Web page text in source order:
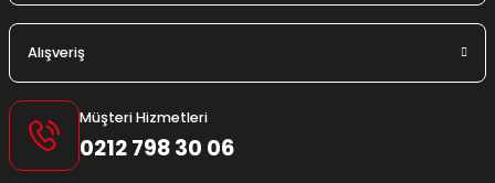
Alışveriş
Müşteri Hizmetleri
0212 798 30 06